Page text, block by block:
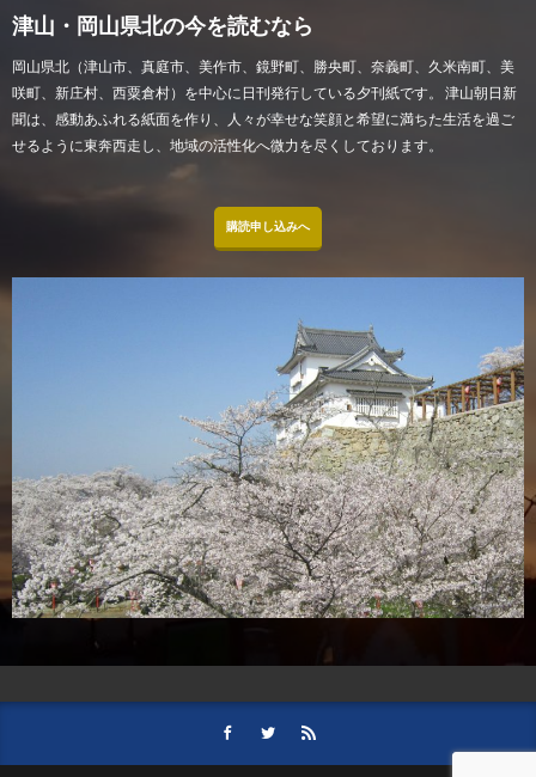
津山・岡山県北の今を読むなら
岡山県北（津山市、真庭市、美作市、鏡野町、勝央町、奈義町、久米南町、美
咲町、新庄村、西粟倉村）を中心に日刊発行している夕刊紙です。 津山朝日新
聞は、感動あふれる紙面を作り、人々が幸せな笑顔と希望に満ちた生活を過ご
せるように東奔西走し、地域の活性化へ微力を尽くしております。
購読申し込みへ